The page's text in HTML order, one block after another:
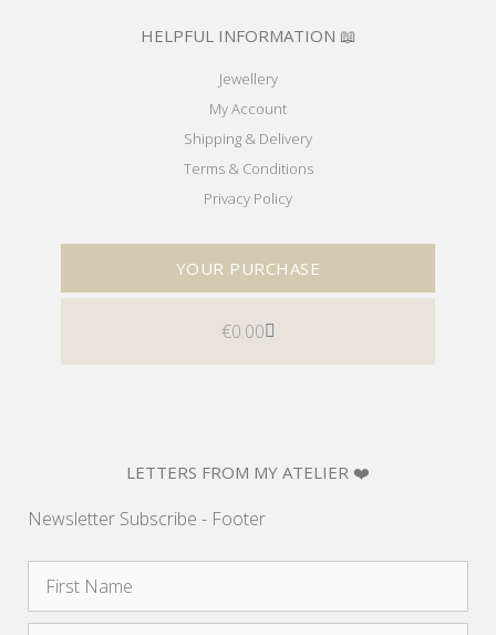
HELPFUL INFORMATION 📖
Jewellery
My Account
Shipping & Delivery
Terms & Conditions
Privacy Policy
YOUR PURCHASE
€0.00
LETTERS FROM MY ATELIER ❤️
Newsletter Subscribe - Footer